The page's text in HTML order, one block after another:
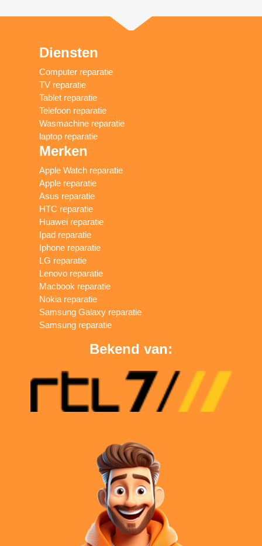
Diensten
Computer reparatie
TV reparatie
Tablet reparatie
Telefoon reparatie
Wasmachine reparatie
laptop reparatie
Merken
Apple Watch reparatie
Apple reparatie
Asus reparatie
HTC reparatie
Huawei reparatie
Ipad reparatie
Iphone reparatie
LG reparatie
Lenovo reparatie
Macbook reparatie
Nokia reparatie
Samsung Galaxy reparatie
Samsung reparatie
Bekend van: